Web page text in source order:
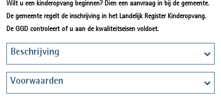
Wilt u een kinderopvang beginnen? Dien een aanvraag in bij de gemeente.
De gemeente regelt de inschrijving in het Landelijk Register Kinderopvang.
De GGD controleert of u aan de kwaliteitseisen voldoet.
Beschrijving
Voorwaarden